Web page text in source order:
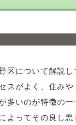
区について解説し
スがよく、住みや
多いのが特徴の一
よってその良し悪